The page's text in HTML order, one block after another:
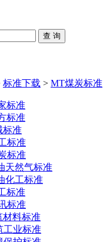
查 询
标准下载 > MT煤炭标准
标准
标准
标准
标准
标准
天然气标准
化工标准
标准
标准
材料标准
工业标准